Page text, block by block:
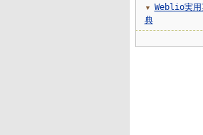
▼
Weblio実用
典